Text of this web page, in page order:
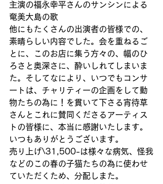
主演の福永幸平さんのサンシンによる
奄美大島の歌
他にもたくさんの出演者の皆様での、
素晴らしい内容でした。会を重ねるご
とに、このお店に集う方々の、幅のひ
ろさと奥深さに、酔いしれてしまいま
た。そしてなにより、いつでもコンサ
ートは、チャリティーの企画をして動
物たちの為に！を貫いて下さる宵待草
さんとこれに賛同くださるアーティス
トの皆様に、本当に感謝いたします。
いつもありがとうございます。
売り上げ\31,500-は様々な病気、怪我
などのこの春の子猫たちの為に使わせ
ていただくため、分配しまた。